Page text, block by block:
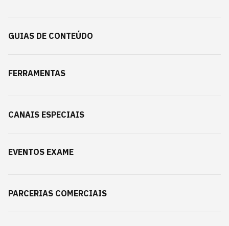
GUIAS DE CONTEÚDO
FERRAMENTAS
CANAIS ESPECIAIS
EVENTOS EXAME
PARCERIAS COMERCIAIS